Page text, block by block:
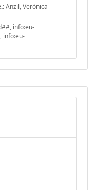
Anzil, Verónica
info:eu-
info:eu-